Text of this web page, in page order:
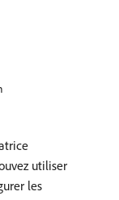
utiliser
les